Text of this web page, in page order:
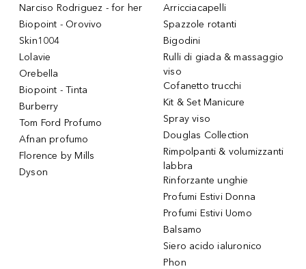
Narciso Rodriguez - for her
Biopoint - Orovivo
Skin1004
Lolavie
Orebella
Biopoint - Tinta
Burberry
Tom Ford Profumo
Afnan profumo
Florence by Mills
Dyson
Arricciacapelli
Spazzole rotanti
Bigodini
Rulli di giada & massaggio
viso
Cofanetto trucchi
Kit & Set Manicure
Spray viso
Douglas Collection
Rimpolpanti & volumizzanti
labbra
Rinforzante unghie
Profumi Estivi Donna
Profumi Estivi Uomo
Balsamo
Siero acido ialuronico
Phon